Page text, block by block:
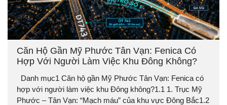
Căn Hộ Gần Mỹ Phước Tân Vạn: Fenica Có
Hợp Với Người Làm Việc Khu Đông Không?
Danh mục1 Căn hộ gần Mỹ Phước Tân Vạn: Fenica có
hợp với người làm việc khu Đông không?1.1 1. Trục Mỹ
Phước – Tân Vạn: “Mạch máu” của khu vực Đông Bắc1.2